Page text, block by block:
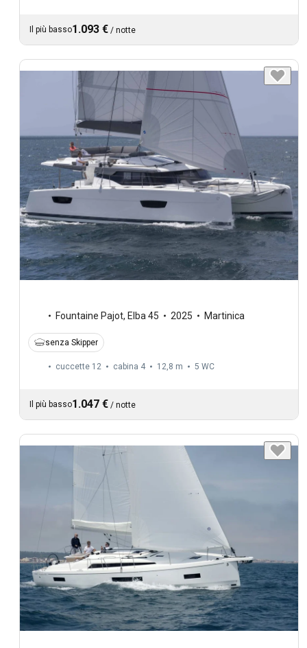
Il più basso1.093 € / notte
Fountaine Pajot, Elba 45 2025 Martinica
senza Skipper
cuccette 12 cabina 4 12,8 m 5 WC
Il più basso1.047 € / notte